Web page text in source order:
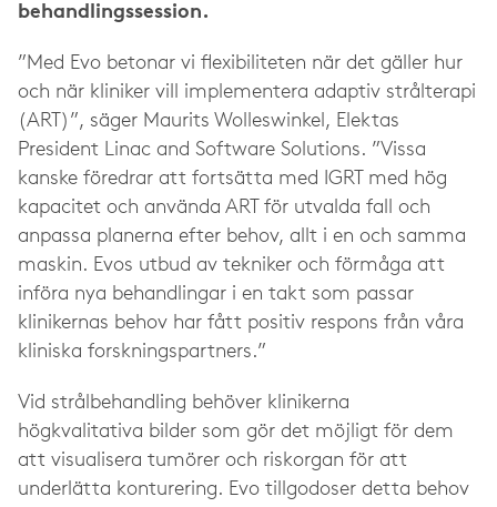
behandlingssession.
”Med Evo betonar vi flexibiliteten när det gäller hur
och när kliniker vill implementera adaptiv strålterapi
(ART)”, säger Maurits Wolleswinkel, Elektas
President Linac and Software Solutions. ”Vissa
kanske föredrar att fortsätta med IGRT med hög
kapacitet och använda ART för utvalda fall och
anpassa planerna efter behov, allt i en och samma
maskin. Evos utbud av tekniker och förmåga att
införa nya behandlingar i en takt som passar
klinikernas behov har fått positiv respons från våra
kliniska forskningspartners.”
Vid strålbehandling behöver klinikerna
högkvalitativa bilder som gör det möjligt för dem
att visualisera tumörer och riskorgan för att
underlätta konturering. Evo tillgodoser detta behov